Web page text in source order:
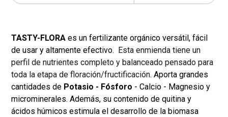
TASTY-FLORA es un fertilizante orgánico versátil, fácil
de usar y altamente efectivo.
Esta enmienda tiene un
perfil de nutrientes completo y balanceado pensado para
toda la etapa de floración/fructificación. Aporta grandes
cantidades de Potasio - Fósforo - Calcio - Magnesio y
microminerales. Además, su contenido de quitina y
ácidos húmicos estimula el desarrollo de la biomasa